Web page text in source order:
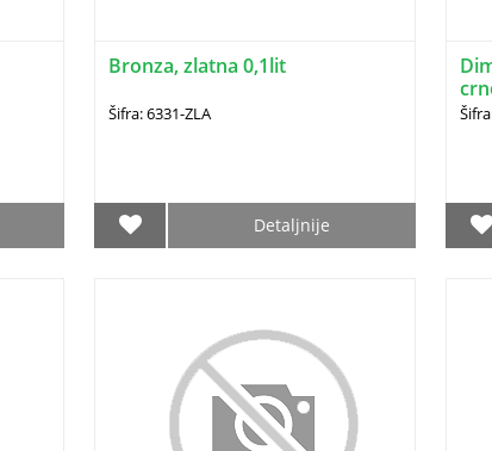
Bronza, zlatna 0,1lit
Šifra: 6331-ZLA
Detaljnije